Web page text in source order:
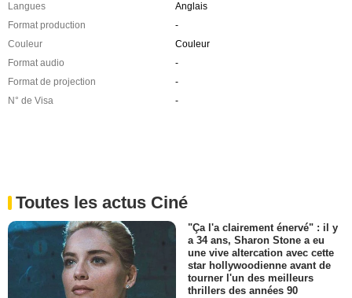
Langues
Anglais
Format production
-
Couleur
Couleur
Format audio
-
Format de projection
-
N° de Visa
-
Toutes les actus Ciné
"Ça l'a clairement énervé" : il y
a 34 ans, Sharon Stone a eu
une vive altercation avec cette
star hollywoodienne avant de
tourner l'un des meilleurs
thrillers des années 90